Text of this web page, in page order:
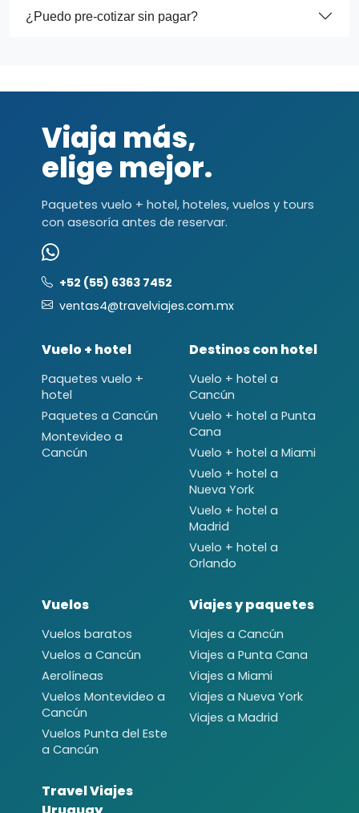
¿Puedo pre-cotizar sin pagar?
Viaja más,
elige mejor.
Paquetes vuelo + hotel, hoteles, vuelos y tours
con asesoría antes de reservar.
+52 (55) 6363 7452
ventas4@travelviajes.com.mx
Vuelo + hotel
Paquetes vuelo +
hotel
Paquetes a Cancún
Montevideo a
Cancún
Destinos con hotel
Vuelo + hotel a
Cancún
Vuelo + hotel a Punta
Cana
Vuelo + hotel a Miami
Vuelo + hotel a
Nueva York
Vuelo + hotel a
Madrid
Vuelo + hotel a
Orlando
Vuelos
Vuelos baratos
Vuelos a Cancún
Aerolíneas
Vuelos Montevideo a
Cancún
Vuelos Punta del Este
a Cancún
Viajes y paquetes
Viajes a Cancún
Viajes a Punta Cana
Viajes a Miami
Viajes a Nueva York
Viajes a Madrid
Travel Viajes